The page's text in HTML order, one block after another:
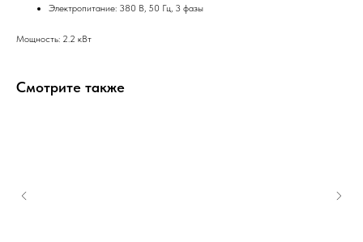
Электропитание: 380 В, 50 Гц, 3 фазы
Мощность: 2.2 кВт
Смотрите также